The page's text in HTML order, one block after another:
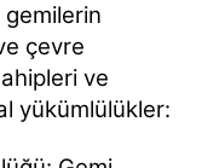
gemilerin
çevre
ve
yükümlülükler: